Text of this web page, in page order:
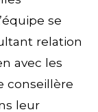
se
relation
avec les
conseillère
leur